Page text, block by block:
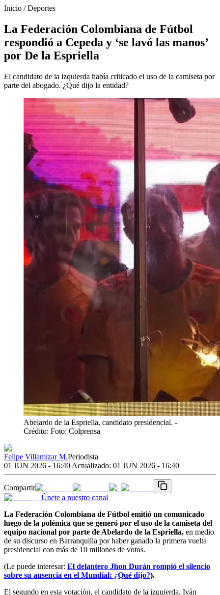
Inicio /Deportes
La Federación Colombiana de Fútbol
respondió a Cepeda y ‘se lavó las manos’
por De la Espriella
El candidato de la izquierda había criticado el uso de la camiseta por
parte del abogado. ¿Qué dijo la entidad?
Abelardo de la Espriella, candidato presidencial. -
Crédito: Foto: Colprensa
Felipe Villamizar M.Periodista
01 JUN 2026 - 16:40|Actualizado: 01 JUN 2026 - 16:40
Compartir
Únete a nuestro canal
La Federación Colombiana de Fútbol emitió un comunicado
luego de la polémica que se generó por el uso de la camiseta del
equipo nacional por parte de Abelardo de la Espriella, en medio
de su discurso en Barranquilla por haber ganado la primera vuelta
presidencial con más de 10 millones de votos.
(Le puede interesar: El delantero Jhon Durán rompió el silencio
sobre su ausencia en el Mundial: ¿Qué dijo?).
El segundo en esta votación, el candidato de la izquierda, Iván